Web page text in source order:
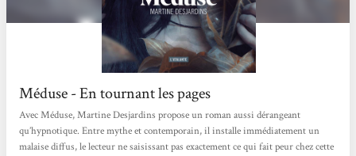
Méduse - En tournant les pages
Avec Méduse, Martine Desjardins propose un roman aussi dérangeant
qu’hypnotique. Entre mythe et contemporain, il installe immédiatement un
malaise diffus, le lecteur ne saisissant pas exactement ce qui fait peur chez cette